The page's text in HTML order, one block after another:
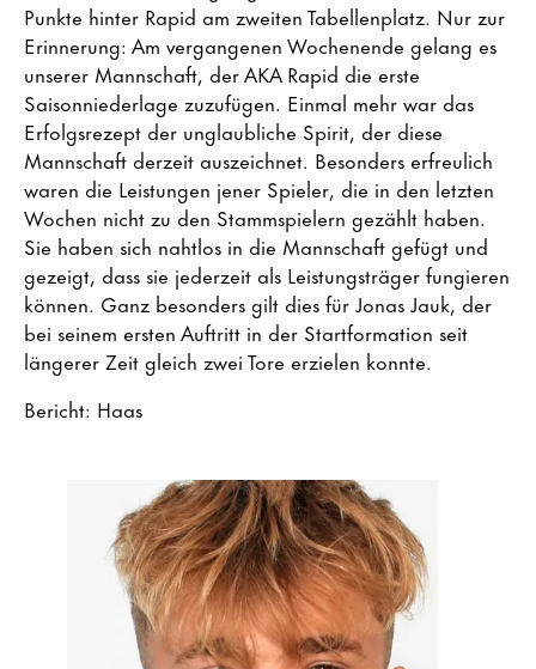
Punkte hinter Rapid am zweiten Tabellenplatz. Nur zur
Erinnerung: Am vergangenen Wochenende gelang es
unserer Mannschaft, der AKA Rapid die erste
Saisonniederlage zuzufügen. Einmal mehr war das
Erfolgsrezept der unglaubliche Spirit, der diese
Mannschaft derzeit auszeichnet. Besonders erfreulich
waren die Leistungen jener Spieler, die in den letzten
Wochen nicht zu den Stammspielern gezählt haben.
Sie haben sich nahtlos in die Mannschaft gefügt und
gezeigt, dass sie jederzeit als Leistungsträger fungieren
können. Ganz besonders gilt dies für Jonas Jauk, der
bei seinem ersten Auftritt in der Startformation seit
längerer Zeit gleich zwei Tore erzielen konnte.
Bericht: Haas